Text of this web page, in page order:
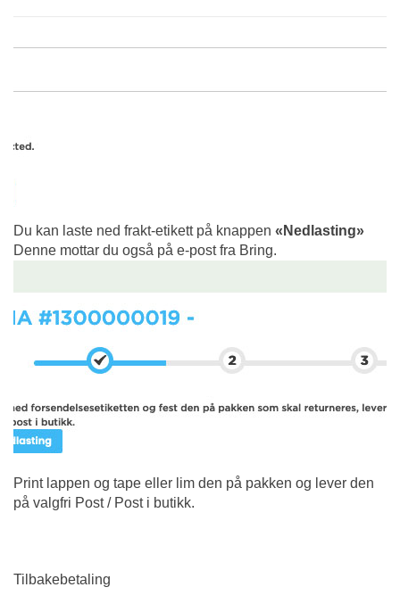
Du kan laste ned frakt-etikett på knappen «Nedlasting»
Denne mottar du også på e-post fra Bring.
Print lappen og tape eller lim den på pakken og lever den
på valgfri Post / Post i butikk.
Tilbakebetaling